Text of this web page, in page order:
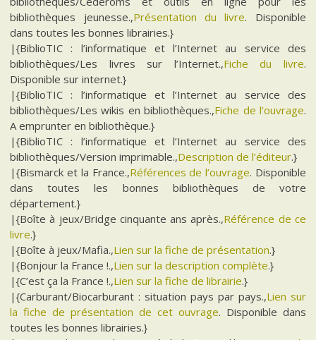
bibliothèques jeunesse.,Présentation du livre. Disponible
dans toutes les bonnes librairies.}
|{BiblioTIC : l’informatique et l’Internet au service des
bibliothèques/Les livres sur l’Internet.,Fiche du livre.
Disponible sur internet.}
|{BiblioTIC : l’informatique et l’Internet au service des
bibliothèques/Les wikis en bibliothèques.,Fiche de l’ouvrage.
A emprunter en bibliothèque.}
|{BiblioTIC : l’informatique et l’Internet au service des
bibliothèques/Version imprimable.,Description de l’éditeur.}
|{Bismarck et la France.,Références de l’ouvrage. Disponible
dans toutes les bonnes bibliothèques de votre
département.}
|{Boîte à jeux/Bridge cinquante ans après.,Référence de ce
livre.}
|{Boîte à jeux/Mafia.,Lien sur la fiche de présentation.}
|{Bonjour la France !.,Lien sur la description complète.}
|{C’est ça la France !.,Lien sur la fiche de librairie.}
|{Carburant/Biocarburant : situation pays par pays.,Lien sur
la fiche de présentation de cet ouvrage. Disponible dans
toutes les bonnes librairies.}